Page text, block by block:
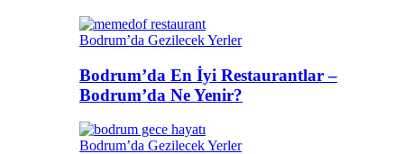
Bodrum’da Gezilecek Yerler
Bodrum’da En İyi Restaurantlar –
Bodrum’da Ne Yenir?
Bodrum’da Gezilecek Yerler